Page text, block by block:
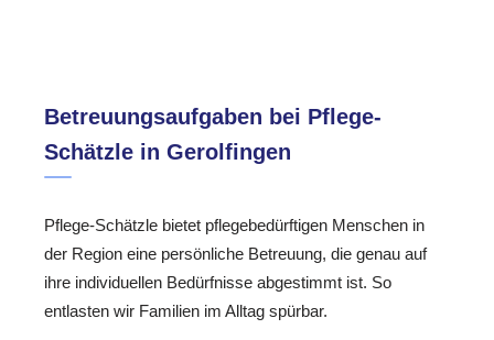
Betreuungsaufgaben bei Pflege-
Schätzle in Gerolfingen
Pflege-Schätzle bietet pflegebedürftigen Menschen in
der Region eine persönliche Betreuung, die genau auf
ihre individuellen Bedürfnisse abgestimmt ist. So
entlasten wir Familien im Alltag spürbar.